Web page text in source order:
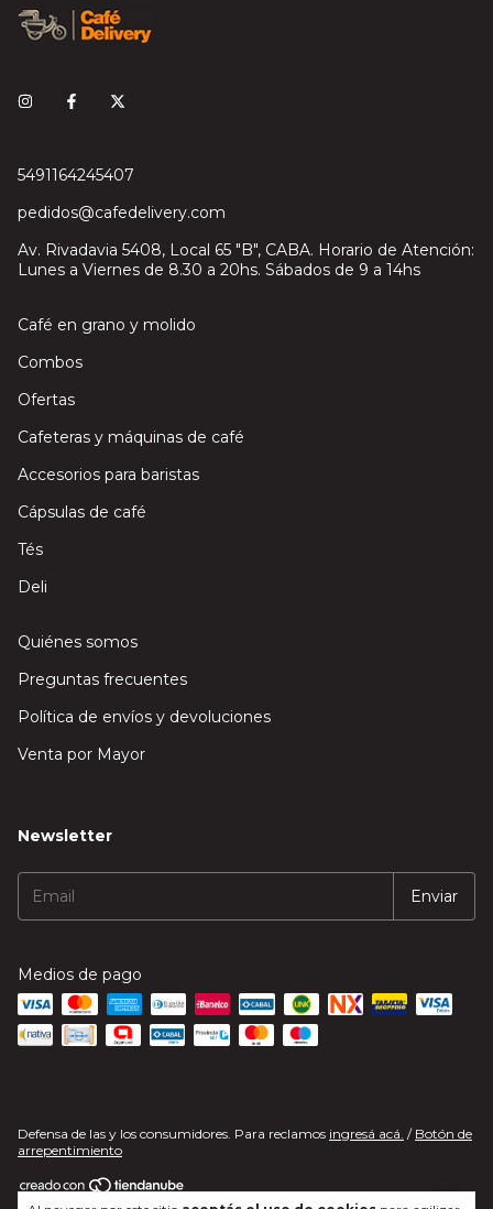
5491164245407
pedidos@cafedelivery.com
Av. Rivadavia 5408, Local 65 "B", CABA. Horario de Atención:
Lunes a Viernes de 8.30 a 20hs. Sábados de 9 a 14hs
Café en grano y molido
Combos
Ofertas
Cafeteras y máquinas de café
Accesorios para baristas
Cápsulas de café
Tés
Deli
Quiénes somos
Preguntas frecuentes
Política de envíos y devoluciones
Venta por Mayor
Newsletter
Medios de pago
Defensa de las y los consumidores. Para reclamos ingresá acá. / Botón de
arrepentimiento